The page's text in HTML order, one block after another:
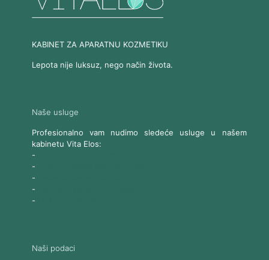
KABINET ZA APARATNU KOZMETIKU
Lepota nije luksuz, nego način života.
Naše usluge
Profesionalno vam nudimo sledeće usluge u našem
kabinetu Vita Elos:
-
-
-
-
-
Naši podaci